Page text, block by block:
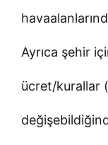
Ayrıca şehir
ücret/kurallar